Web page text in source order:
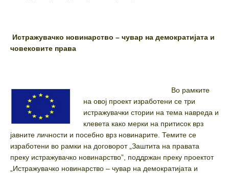
Истражувачко новинарство – чувар на демократијата и
човековите права
Во рамките
на овој проект изработени се три
истражувачки стории на тема навреда и
клевета како мерки на притисок врз
јавните личности и посебно врз новинарите. Темите се
изработени во рамки на договорот „Заштита на правата
преку истражувачко новинарство”, поддржан преку проектот
„Истражувачко новинарство – чувар на демократијата и